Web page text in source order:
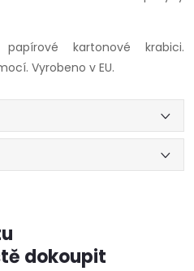
kartonové krabici.
Vyrobeno v EU.
dokoupit